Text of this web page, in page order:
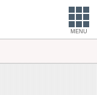
MENU